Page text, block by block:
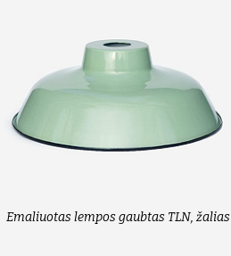
Emaliuotas lempos gaubtas TLN, žalias